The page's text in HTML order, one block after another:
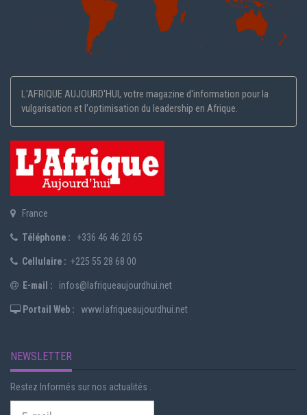
L'AFRIQUE AUJOURD'HUI, votre magazine d'information pour la
vulgarisation et l'optimisation du leadership en Afrique.
France
Téléphone : +336 46 46 20 65
Cellulaire : +225 55 28 68 00
E-mail : infos@lafriqueaujourdhui.net
Portail Web : www.lafriqueaujourdhui.net
NEWSLETTER
Restez Informés sur nos actualités .